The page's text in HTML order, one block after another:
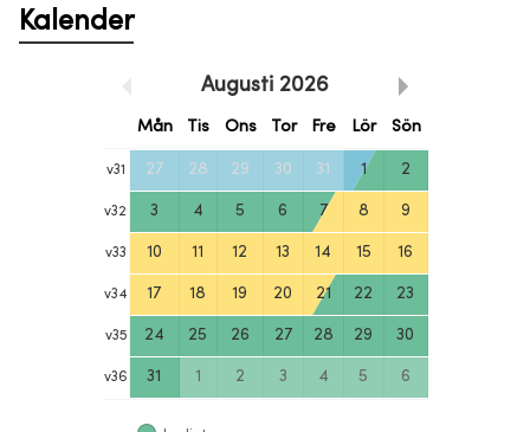
Kalender
Augusti 2026
Mån Tis Ons Tor Fre Lör Sön
v31 27 28 29 30 31 1 2
v32 3 4 5 6 7 8 9
v33 10 11 12 13 14 15 16
v34 17 18 19 20 21 22 23
v35 24 25 26 27 28 29 30
v36 31 1 2 3 4 5 6